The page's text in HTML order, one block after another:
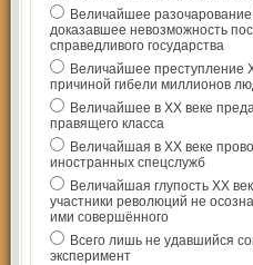
Величайшее
доказавшее невозможность
справедливого государства
Величайшее преступление
причиной гибели миллионов
Величайшее в ХХ веке
правящего класса
Величайшая в ХХ веке
иностранных спецслужб
Величайшая глупость ХХ
участники революций не
ими совершённого
Всего лишь не удавшийся
эксперимент